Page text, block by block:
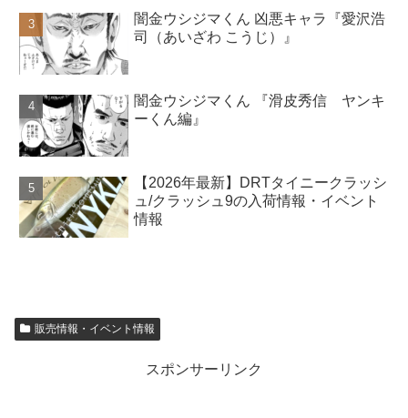
闇金ウシジマくん 凶悪キャラ『愛沢浩
司（あいざわ こうじ）』
闇金ウシジマくん 『滑皮秀信 ヤンキ
ーくん編』
【2026年最新】DRTタイニークラッシ
ュ/クラッシュ9の入荷情報・イベント
情報
販売情報・イベント情報
スポンサーリンク